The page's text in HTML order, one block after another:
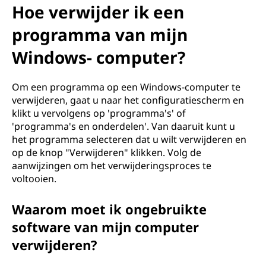
Hoe verwijder ik een
programma van mijn
Windows- computer?
Om een programma op een Windows-computer te
verwijderen, gaat u naar het configuratiescherm en
klikt u vervolgens op 'programma's' of
'programma's en onderdelen'. Van daaruit kunt u
het programma selecteren dat u wilt verwijderen en
op de knop "Verwijderen" klikken. Volg de
aanwijzingen om het verwijderingsproces te
voltooien.
Waarom moet ik ongebruikte
software van mijn computer
verwijderen?